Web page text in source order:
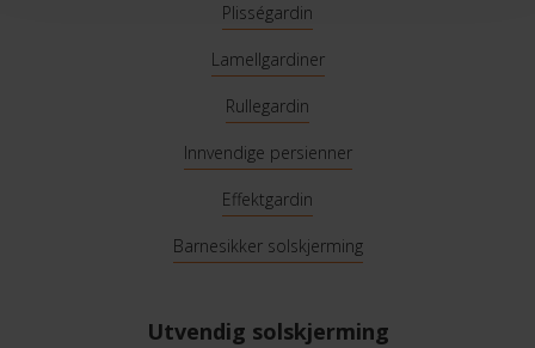
Plisségardin
Lamellgardiner
Rullegardin
Innvendige persienner
Effektgardin
Barnesikker solskjerming
Utvendig solskjerming